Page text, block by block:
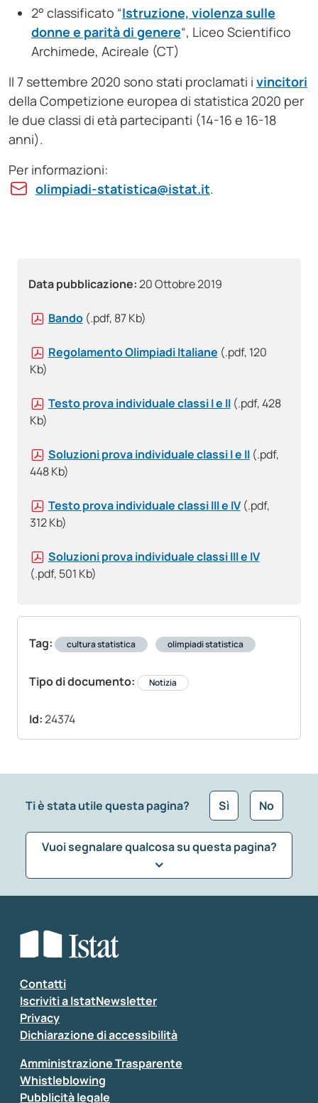
Data pubblicazione:20 Ottobre 2019
Bando (.pdf, 87 Kb)
Regolamento Olimpiadi Italiane (.pdf, 120
Kb)
Testo prova individuale classi I e II (.pdf, 428
Kb)
Soluzioni prova individuale classi I e II (.pdf,
448 Kb)
Testo prova individuale classi III e IV (.pdf,
312 Kb)
Soluzioni prova individuale classi III e IV
(.pdf, 501 Kb)
Tag: cultura statistica olimpiadi statistica
Tipo di documento: Notizia
Id:24374
2° classificato “Istruzione, violenza sulle
donne e parità di genere“, Liceo Scientifico
Archimede, Acireale (CT)
Il 7 settembre 2020 sono stati proclamati i vincitori
della Competizione europea di statistica 2020 per
le due classi di età partecipanti (14-16 e 16-18
anni).
Per informazioni:
olimpiadi-statistica@istat.it.
Ti è stata utile questa pagina? Sì No
Vuoi segnalare qualcosa su questa pagina?
Seleziona la tipologia della segnalazione
Inserisci il tuo commento
Contatti
Iscriviti a IstatNewsletter
Privacy
Dichiarazione di accessibilità
Amministrazione Trasparente
Whistleblowing
Pubblicità legale